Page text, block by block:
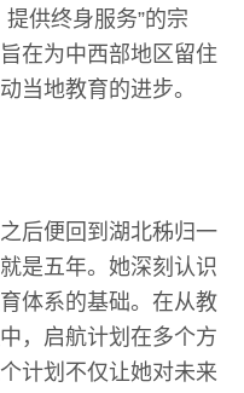
供终身服务”的宗
在为中西部地区留住
当地教育的进步。
后便回到湖北秭归一
是五年。她深刻认识
体系的基础。在从教
，启航计划在多个方
计划不仅让她对未来